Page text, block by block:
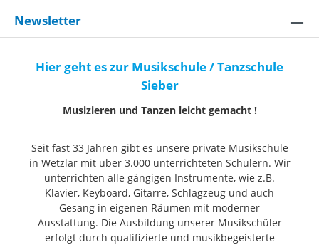
Newsletter
Hier geht es zur Musikschule / Tanzschule
Sieber
Musizieren und Tanzen leicht gemacht !
Seit fast 33 Jahren gibt es unsere private Musikschule
in Wetzlar mit über 3.000 unterrichteten Schülern. Wir
unterrichten alle gängigen Instrumente, wie z.B.
Klavier, Keyboard, Gitarre, Schlagzeug und auch
Gesang in eigenen Räumen mit moderner
Ausstattung. Die Ausbildung unserer Musikschüler
erfolgt durch qualifizierte und musikbegeisterte